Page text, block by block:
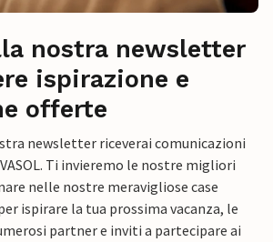
nostra newsletter
ispirazione e
offerte
newsletter riceverai comunicazioni
Ti invieremo le nostre migliori
nelle nostre meravigliose case
ispirare la tua prossima vacanza, le
partner e inviti a partecipare ai